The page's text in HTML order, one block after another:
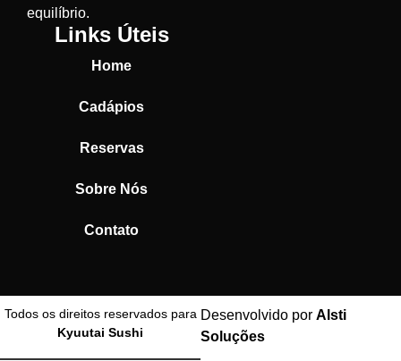
equilíbrio.
Links Úteis
Home
Cadápios
Reservas
Sobre Nós
Contato
Todos os direitos reservados para
Kyuutai Sushi
Desenvolvido por Alsti
Soluções